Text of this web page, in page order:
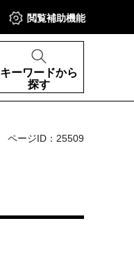
閲覧補助機能
キーワードから
探す
ページID：25509